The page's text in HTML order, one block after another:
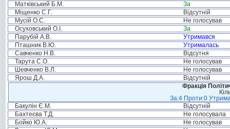
Матківський Б.М.
За
Міщенко С.Г.
Відсутній
Мусій О.С.
Не голосував
Осуховський О.І.
За
Парубій А.В.
Утримався
Пташник В.Ю.
Утрималась
Савченко Н.В.
Відсутня
Тарута С.О.
Не голосував
Шевченко В.Л.
Не голосував
Ярош Д.А.
Відсутній
Фракція
За:4 Проти:0
Бакулін Є.М.
Відсутній
Бахтеєва Т.Д.
Не голосувала
Бойко Ю.А.
Не голосував